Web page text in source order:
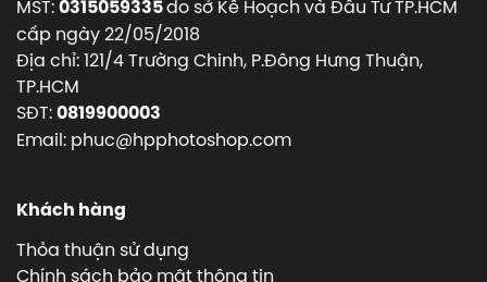
MST:0315059335do sở Kế Hoạch và Đầu Tư TP.HCM
cấp ngày 22/05/2018
Địa chỉ: 121/4 Trường Chinh, P.Đông Hưng Thuận,
TP.HCM
SĐT:0819900003
Email: phuc@hpphotoshop.com
Khách hàng
Thỏa thuận sử dụng
Chính sách bảo mật thông tin